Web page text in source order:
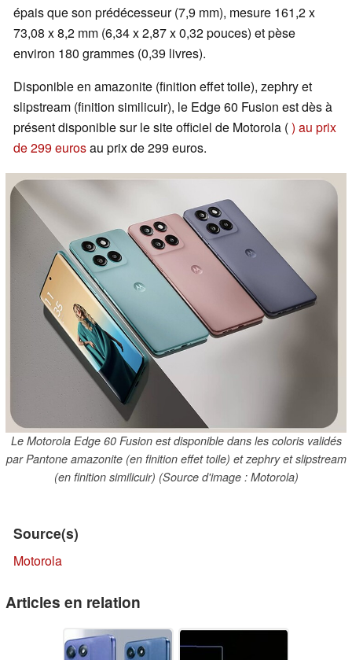
épais que son prédécesseur (7,9 mm), mesure 161,2 x
73,08 x 8,2 mm (6,34 x 2,87 x 0,32 pouces) et pèse
environ 180 grammes (0,39 livres).
Disponible en amazonite (finition effet toile), zephry et
slipstream (finition similicuir), le Edge 60 Fusion est dès à
présent disponible sur le site officiel de Motorola () au prix
de 299 eurosau prix de 299 euros.
Le Motorola Edge 60 Fusion est disponible dans les coloris validés
par Pantone amazonite (en finition effet toile) et zephry et slipstream
(en finition similicuir) (Source d'image : Motorola)
Source(s)
Motorola
Articles en relation